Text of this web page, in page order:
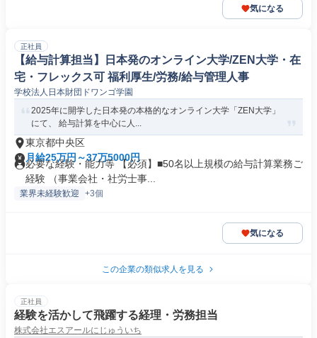
気になる
正社員
【給与計算担当】日本発のオンライン大学/ZEN大学・在
宅・フレックス可 福利厚生/労務/給与管理人事
学校法人日本財団ドワンゴ学園
2025年に開学した日本発の本格的なオンライン大学「ZEN大学」
にて、 給与計算を中心に人...
東京都中央区
月給25万円～37万5000円
必要な経験・能力等 【必須】■50名以上規模の給与計算業務ご
経験 （事業会社・社労士事...
業界未経験歓迎 +3個
気になる
この企業の類似求人を見る
正社員
経験を活かして飛躍する経理・労務担当
株式会社エスアールにじゅういち